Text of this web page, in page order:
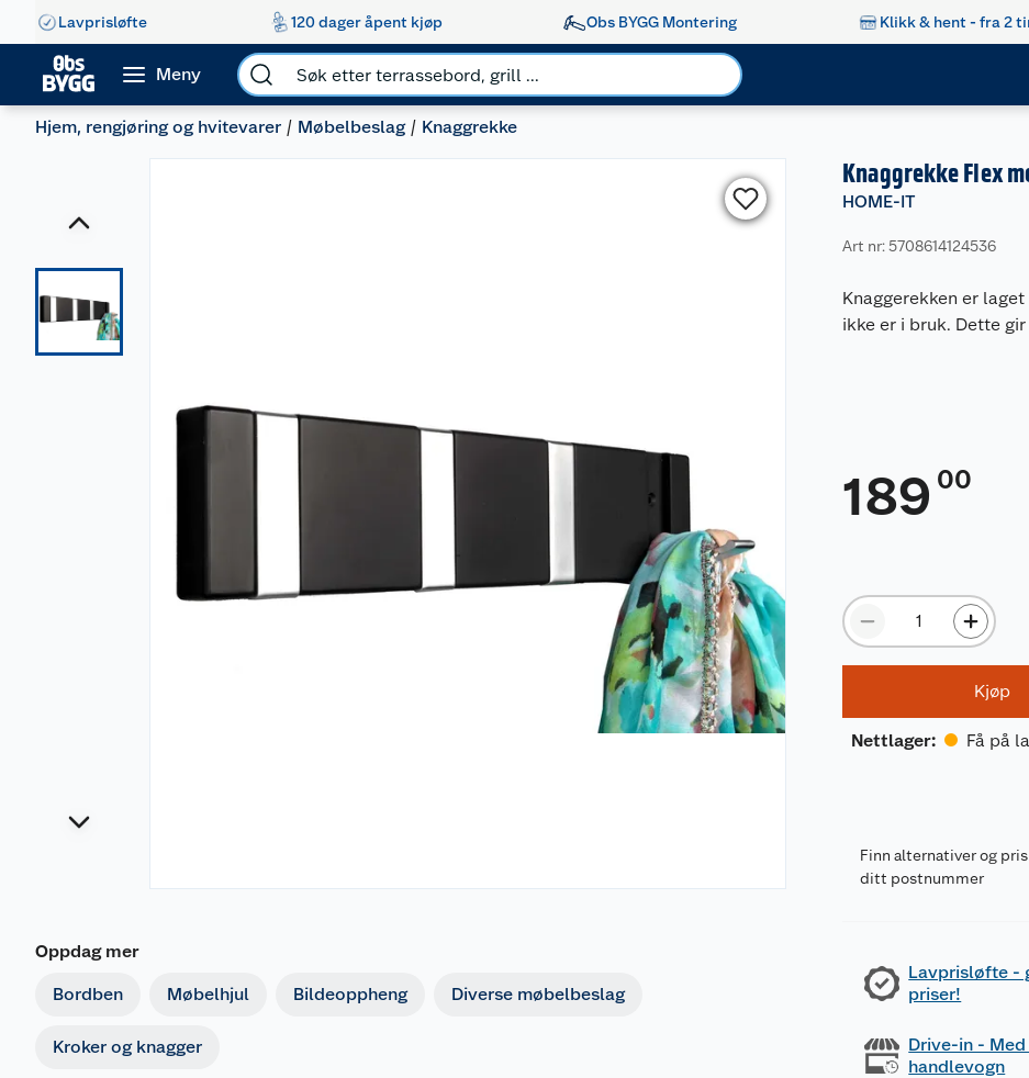
Lavprisløfte 120 dager åpent kjøp Obs BYGG Montering Klikk & hent - fra 2
Meny
Hjem, rengjøring og hvitevarer Møbelbeslag Knaggrekke
Oppdag mer
Bordben Møbelhjul Bildeoppheng Diverse møbelbeslag
Kroker og knagger
Knaggrekke Flex
HOME-IT
Art nr: 5708614124536
Knaggerekken er
ikke er i bruk. Dette
189 00
Kjøp
Nettlager: Få på
Finn alternativer og
ditt postnummer
Lavprisløfte -
priser!
Drive-in -
handlevogn